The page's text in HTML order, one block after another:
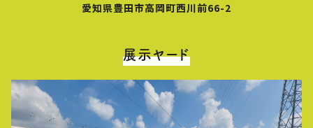
愛知県豊田市高岡町西川前66-2
展示ヤード